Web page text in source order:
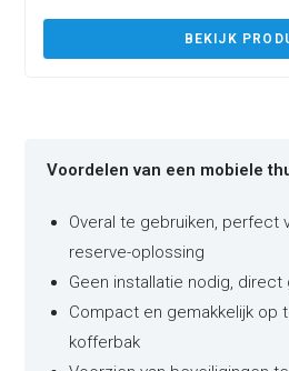
BEKIJK
Voordelen van een mobiele
Overal te gebruiken, perfect
reserve-oplossing
Geen installatie nodig, direct
Compact en gemakkelijk op
kofferbak